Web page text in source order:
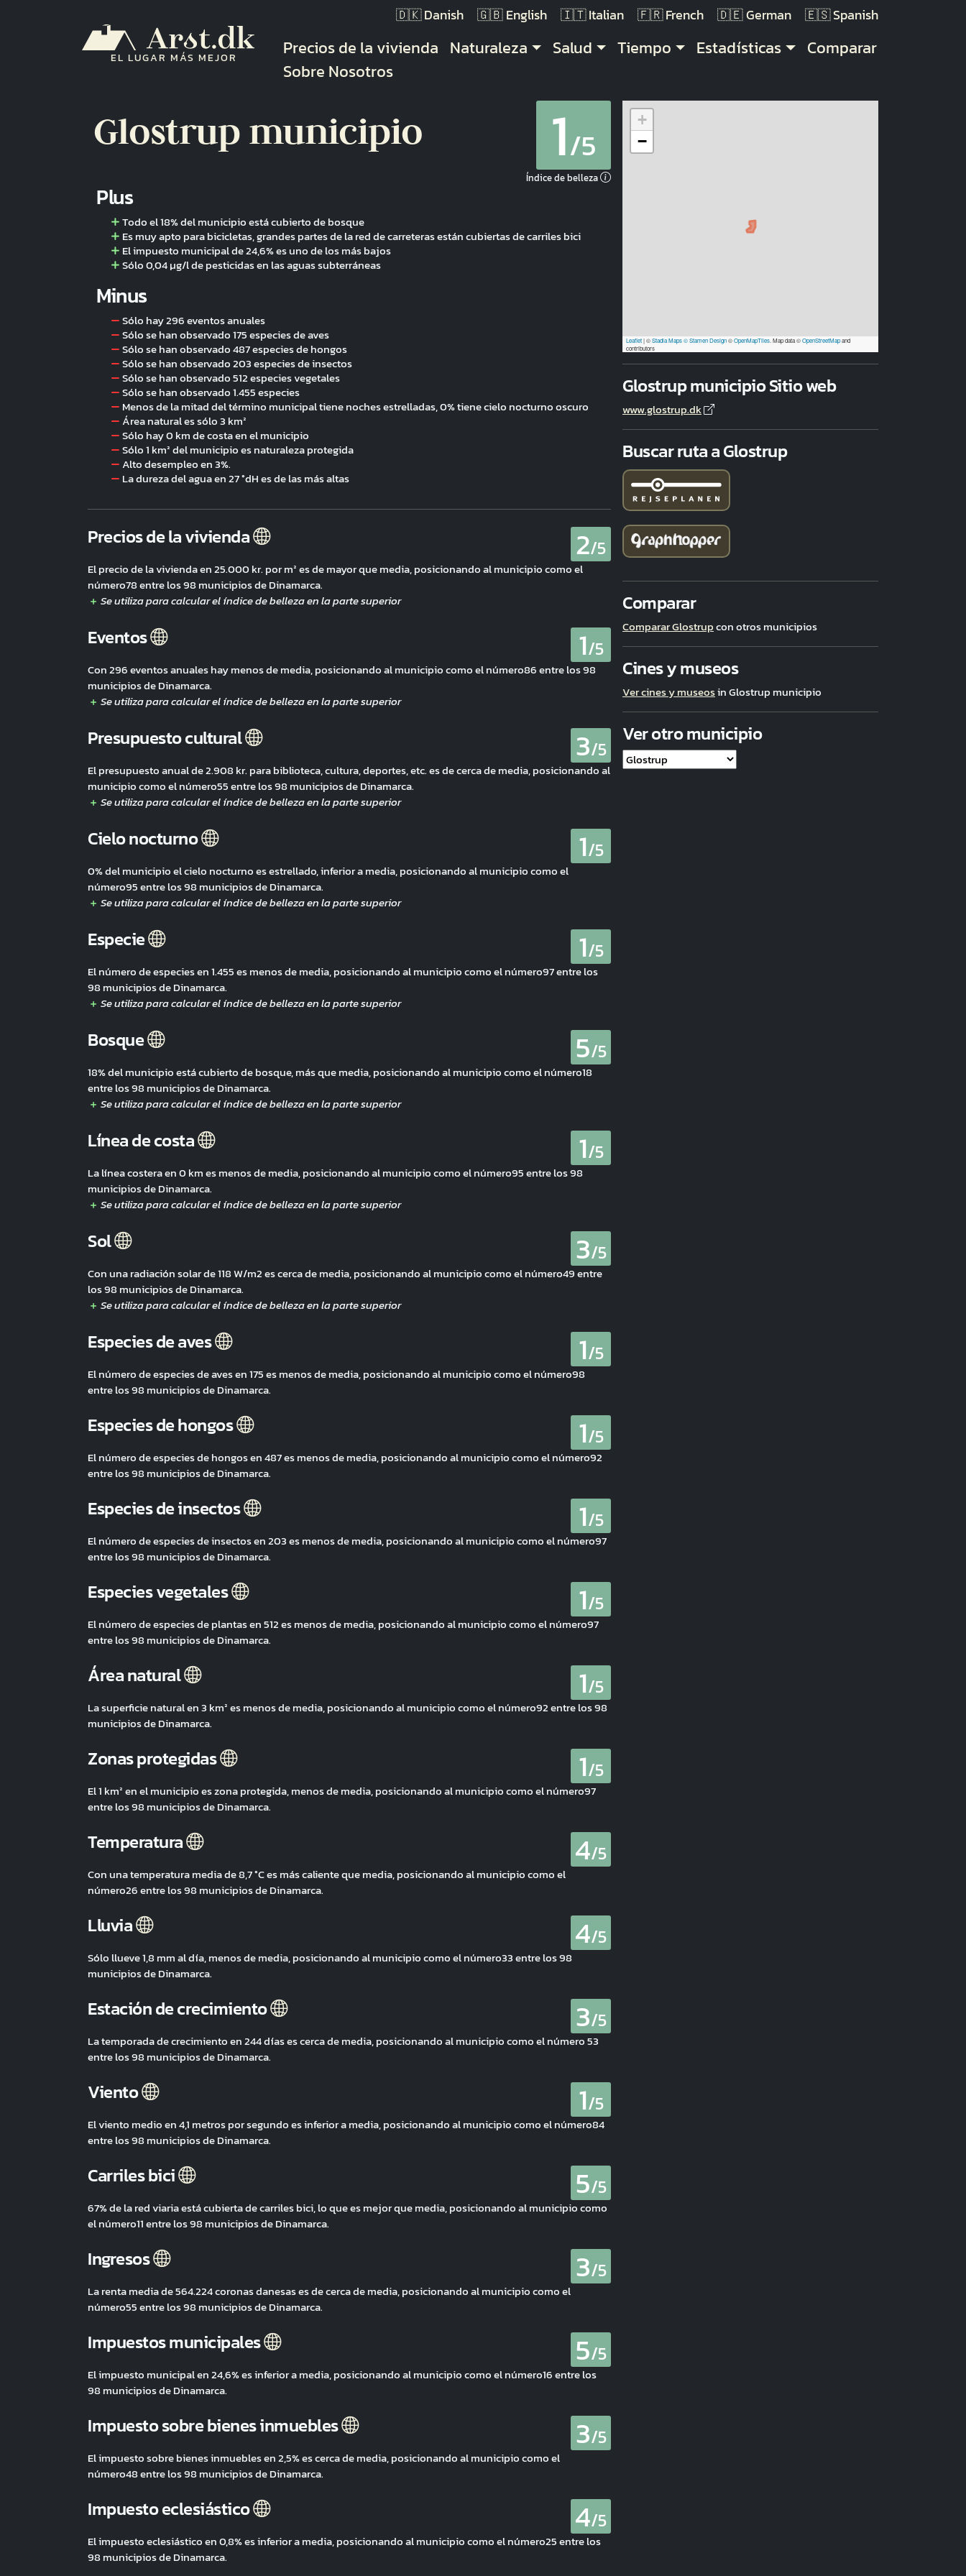
EL LUGAR MÁS MEJOR
Danish English Italian French German Spanish
Navegación principal
Precios de la vivienda Naturaleza Salud Tiempo Estadísticas
Comparar
Sobre Nosotros
Glostrup municipio 1/5
Índice de belleza
Plus
Todo el 18% del municipio está cubierto de bosque
Es muy apto para bicicletas, grandes partes de la red de carreteras están cubiertas de carriles bici
El impuesto municipal de 24,6% es uno de los más bajos
Sólo 0,04 µg/l de pesticidas en las aguas subterráneas
Minus
Sólo hay 296 eventos anuales
Sólo se han observado 175 especies de aves
Sólo se han observado 487 especies de hongos
Sólo se han observado 203 especies de insectos
Sólo se han observado 512 especies vegetales
Sólo se han observado 1.455 especies
Menos de la mitad del término municipal tiene noches estrelladas, 0% tiene cielo nocturno oscuro
Área natural es sólo 3 km²
Sólo hay 0 km de costa en el municipio
Sólo 1 km² del municipio es naturaleza protegida
Alto desempleo en 3%.
La dureza del agua en 27 °dH es de las más altas
Precios de la vivienda 2/5
El precio de la vivienda en 25.000 kr. por m² es de mayor que media, posicionando al municipio como el
número78 entre los 98 municipios de Dinamarca.
Eventos 1/5
Con 296 eventos anuales hay menos de media, posicionando al municipio como el número86 entre los 98
municipios de Dinamarca.
Presupuesto cultural 3/5
El presupuesto anual de 2.908 kr. para biblioteca, cultura, deportes, etc. es de cerca de media, posicionando al
municipio como el número55 entre los 98 municipios de Dinamarca.
Cielo nocturno 1/5
0% del municipio el cielo nocturno es estrellado, inferior a media, posicionando al municipio como el
número95 entre los 98 municipios de Dinamarca.
Especie 1/5
El número de especies en 1.455 es menos de media, posicionando al municipio como el número97 entre los
98 municipios de Dinamarca.
Bosque 5/5
18% del municipio está cubierto de bosque, más que media, posicionando al municipio como el número18
entre los 98 municipios de Dinamarca.
Línea de costa 1/5
La línea costera en 0 km es menos de media, posicionando al municipio como el número95 entre los 98
municipios de Dinamarca.
Sol 3/5
Con una radiación solar de 118 W/m2 es cerca de media, posicionando al municipio como el número49 entre
los 98 municipios de Dinamarca.
Especies de aves 1/5
El número de especies de aves en 175 es menos de media, posicionando al municipio como el número98
entre los 98 municipios de Dinamarca.
Especies de hongos 1/5
El número de especies de hongos en 487 es menos de media, posicionando al municipio como el número92
entre los 98 municipios de Dinamarca.
Especies de insectos 1/5
El número de especies de insectos en 203 es menos de media, posicionando al municipio como el número97
entre los 98 municipios de Dinamarca.
Especies vegetales 1/5
El número de especies de plantas en 512 es menos de media, posicionando al municipio como el número97
entre los 98 municipios de Dinamarca.
Área natural 1/5
La superficie natural en 3 km² es menos de media, posicionando al municipio como el número92 entre los 98
municipios de Dinamarca.
Zonas protegidas 1/5
El 1 km² en el municipio es zona protegida, menos de media, posicionando al municipio como el número97
entre los 98 municipios de Dinamarca.
Temperatura 4/5
Con una temperatura media de 8,7 °C es más caliente que media, posicionando al municipio como el
número26 entre los 98 municipios de Dinamarca.
Lluvia 4/5
Sólo llueve 1,8 mm al día, menos de media, posicionando al municipio como el número33 entre los 98
municipios de Dinamarca.
Estación de crecimiento 3/5
La temporada de crecimiento en 244 días es cerca de media, posicionando al municipio como el número 53
entre los 98 municipios de Dinamarca.
Viento 1/5
El viento medio en 4,1 metros por segundo es inferior a media, posicionando al municipio como el número84
entre los 98 municipios de Dinamarca.
Carriles bici 5/5
67% de la red viaria está cubierta de carriles bici, lo que es mejor que media, posicionando al municipio como
el número11 entre los 98 municipios de Dinamarca.
Ingresos 3/5
La renta media de 564.224 coronas danesas es de cerca de media, posicionando al municipio como el
número55 entre los 98 municipios de Dinamarca.
Impuestos municipales 5/5
El impuesto municipal en 24,6% es inferior a media, posicionando al municipio como el número16 entre los
98 municipios de Dinamarca.
Impuesto sobre bienes inmuebles 3/5
El impuesto sobre bienes inmuebles en 2,5% es cerca de media, posicionando al municipio como el
número48 entre los 98 municipios de Dinamarca.
Impuesto eclesiástico 4/5
El impuesto eclesiástico en 0,8% es inferior a media, posicionando al municipio como el número25 entre los
98 municipios de Dinamarca.
+
−
Leaflet|©Stadia Maps© Stamen Design©OpenMapTiles . Map data ©OpenStreetMapand
contributors
Glostrup municipio Sitio web
www.glostrup.dk
Buscar ruta a Glostrup
Comparar
Comparar Glostrupcon otros municipios
Cines y museos
Ver cines y museosin Glostrup municipio
Ver otro municipio